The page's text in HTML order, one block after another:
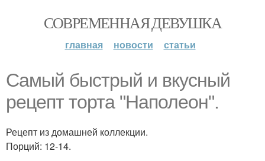
СОВРЕМЕННАЯ ДЕВУШКА
главная новости статьи
Самый быстрый и вкусный
рецепт торта "Наполеон".
Рецепт из домашней коллекции.
Порций: 12-14.